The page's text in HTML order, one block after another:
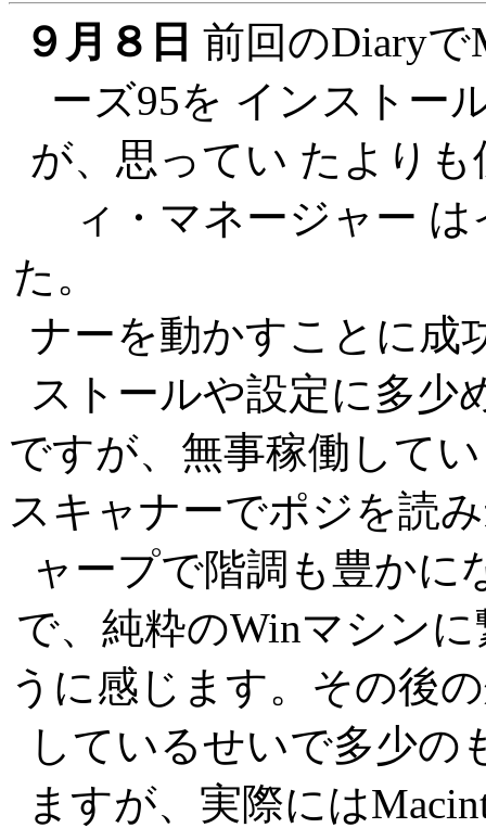
９月８日 前回のDiaryで
ーズ95を インストー
が、思ってい たより
ィ・マネージャー
た。 そして、
ナーを動かすことに成
ストールや設定に多少
ですが、無事稼働して
スキャナーでポジを読
ャープで階調も豊かに
で、純粋のWinマシン
うに感じます。その後
しているせいで多少の
ますが、実際には